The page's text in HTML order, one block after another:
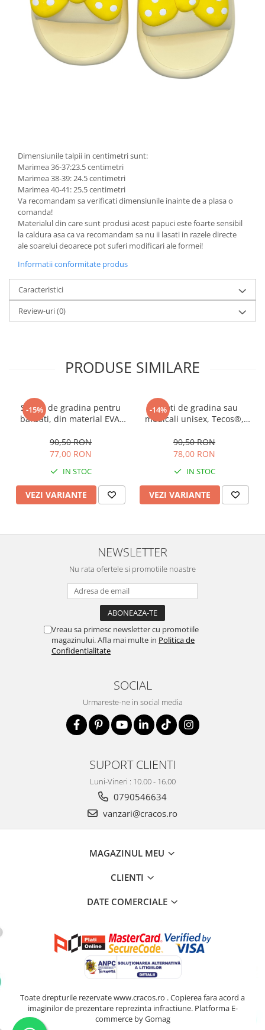
Dimensiunile talpii in centimetri sunt:
Marimea 36-37:23.5 centimetri
Marimea 38-39: 24.5 centimetri
Marimea 40-41: 25.5 centimetri
Va recomandam sa verificati dimensiunile inainte de a plasa o
comanda!
Materialul din care sunt produsi acest papuci este foarte sensibil
la caldura asa ca va recomandam sa nu ii lasati in razele directe
ale soarelui deoarece pot suferi modificari ale formei!
Informatii conformitate produs
Caracteristici
Review-uri(0)
PRODUSE SIMILARE
-15%
Saboti de gradina pentru
barbati, din material EVA,
cu gauri pentru circulatia
aerului, foarte usori, 26
90,50 RON
77,00 RON
IN STOC
VEZI VARIANTE
-14%
Saboti de gradina sau
medicali unisex, Tecos®,
marime 44, cu gauri pentru
circulatia aerului, foarte
90,50 RON
78,00 RON
IN STOC
VEZI VARIANTE
NEWSLETTER
Nu rata ofertele si promotiile noastre
Vreau sa primesc newsletter cu promotiile
magazinului. Afla mai multe in Politica de
Confidentialitate
SOCIAL
Urmareste-ne in social media
SUPORT CLIENTI
Luni-Vineri : 10.00 - 16.00
0790546634
vanzari@cracos.ro
MAGAZINUL MEU
CLIENTI
DATE COMERCIALE
Toate drepturile rezervate www.cracos.ro . Copierea fara acord a
imaginilor de prezentare reprezinta infractiune. Platforma E-
commerce by Gomag